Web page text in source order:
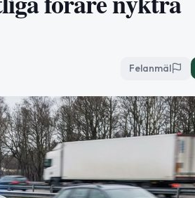
Felanmäl